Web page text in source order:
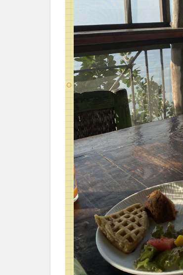
ラ
ン
は
パ
ス
タ
サ
ン
ド
イ
ッ
チ
4
ボホ
ール
ビー
ファ
ーム
畑を
再
訪。